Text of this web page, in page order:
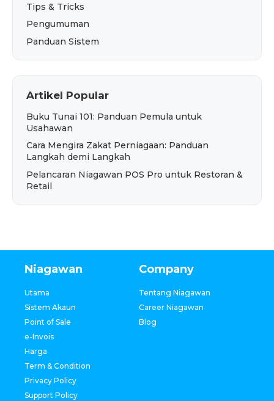
Tips & Tricks
Pengumuman
Panduan Sistem
Artikel Popular
Buku Tunai 101: Panduan Pemula untuk
Usahawan
Cara Mengira Zakat Perniagaan: Panduan
Langkah demi Langkah
Pelancaran Niagawan POS Pro untuk Restoran &
Retail
Niagawan
Utama
Sistem Akaun
Point of Sale
e-Invois
Harga
Term & Condition
Privacy Policy
Support Policy
Company
Tentang Niagawan
Career Niagawan
Blog